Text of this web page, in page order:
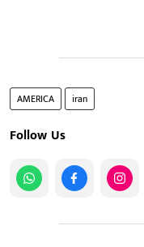
AMERICA iran
Follow Us